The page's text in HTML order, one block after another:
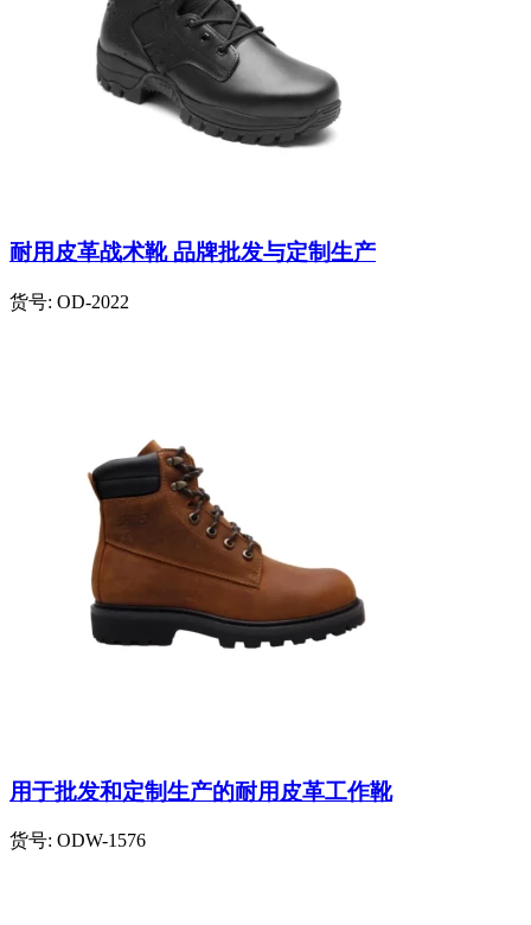
耐用皮革战术靴 品牌批发与定制生产
货号: OD-2022
用于批发和定制生产的耐用皮革工作靴
货号: ODW-1576